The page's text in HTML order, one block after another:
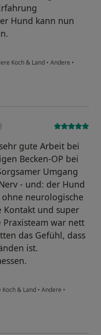
Hund kann nun
Koch & Land • Andere •
gute Arbeit bei
Becken-OP bei
Umgang
- und: der Hund
neurologische
Kontakt und super
Praxisteam war nett
das Gefühl, dass
ist.
& Land • Andere •